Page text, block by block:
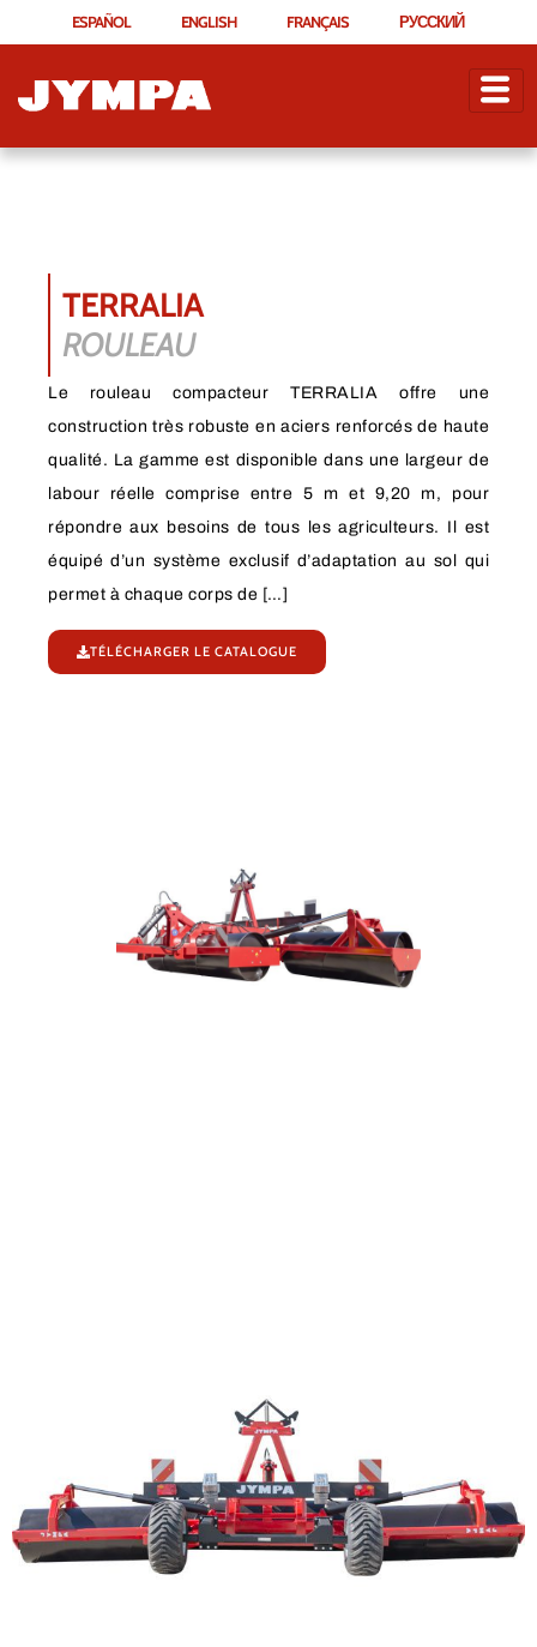
ESPAÑOL ENGLISH FRANÇAIS РУССКИЙ
TERRALIA
ROULEAU
Le rouleau compacteur TERRALIA offre une
construction très robuste en aciers renforcés de haute
qualité. La gamme est disponible dans une largeur de
labour réelle comprise entre 5 m et 9,20 m, pour
répondre aux besoins de tous les agriculteurs. Il est
équipé d’un système exclusif d’adaptation au sol qui
permet à chaque corps de […]
TÉLÉCHARGER LE CATALOGUE